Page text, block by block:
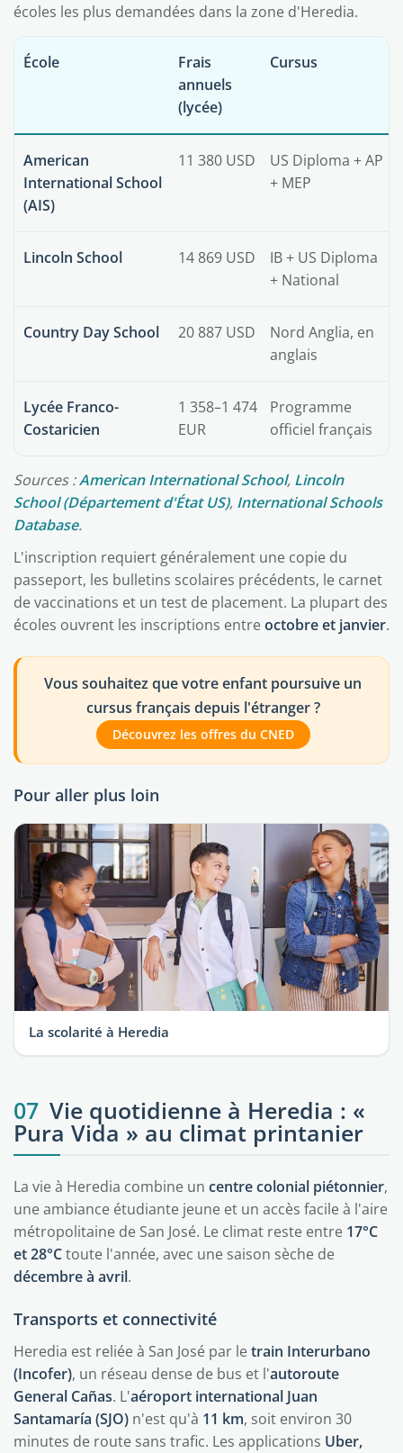
écoles les plus demandées dans la zone d'Heredia.
École
Frais
annuels
(lycée)
Cursus
American
International School
(AIS)
11 380 USD
US Diploma + AP
+ MEP
Lincoln School 14 869 USD
IB + US Diploma
+ National
Country Day School 20 887 USD
Nord Anglia, en
anglais
Lycée Franco-
Costaricien
1 358–1 474
EUR
Programme
officiel français
Sources :American International School, Lincoln
School (Département d'État US), International Schools
Database.
L'inscription requiert généralement une copie du
passeport, les bulletins scolaires précédents, le carnet
de vaccinations et un test de placement. La plupart des
écoles ouvrent les inscriptions entreoctobre et janvier.
Vous souhaitez que votre enfant poursuive un
cursus français depuis l'étranger ?
Découvrez les offres du CNED
Pour aller plus loin
La scolarité à Heredia
07 Vie quotidienne à Heredia : «
Pura Vida » au climat printanier
La vie à Heredia combine un centre colonial piétonnier,
une ambiance étudiante jeune et un accès facile à l'aire
métropolitaine de San José. Le climat reste entre 17°C
et 28°Ctoute l'année, avec une saison sèche de
décembre à avril.
Transports et connectivité
Heredia est reliée à San José par letrain Interurbano
(Incofer), un réseau dense de bus et l'autoroute
General Cañas. L'aéroport international Juan
Santamaría (SJO) n'est qu'à 11 km, soit environ 30
minutes de route sans trafic. Les applications Uber,